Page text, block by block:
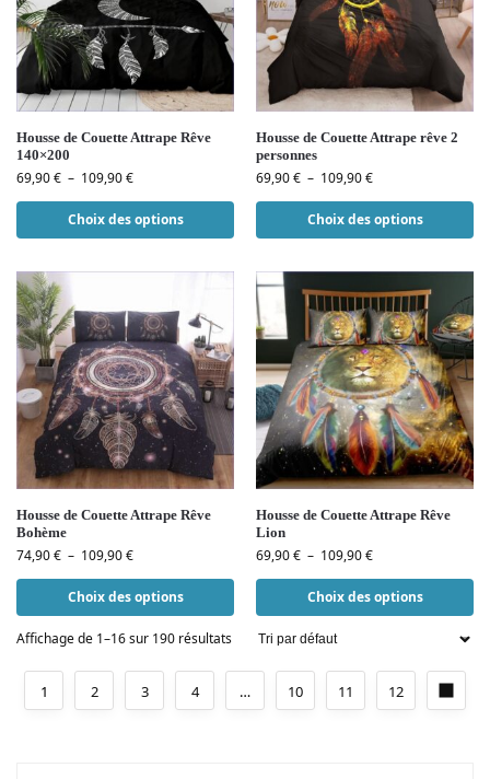
Housse de Couette Attrape Rêve
140×200
69,90€ – 109,90€
Choix des options
Housse de Couette Attrape rêve 2
personnes
69,90€ – 109,90€
Choix des options
Housse de Couette Attrape Rêve
Bohème
74,90€ – 109,90€
Choix des options
Housse de Couette Attrape Rêve
Lion
69,90€ – 109,90€
Choix des options
Affichage de 1–16 sur 190 résultats
1 2 3 4 … 10 11 12